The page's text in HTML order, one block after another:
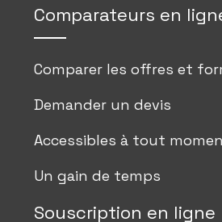
Comparateurs en
Comparer les offres et
Demander un devis
Accessibles à tout
Un gain de temps
Souscription en ligne